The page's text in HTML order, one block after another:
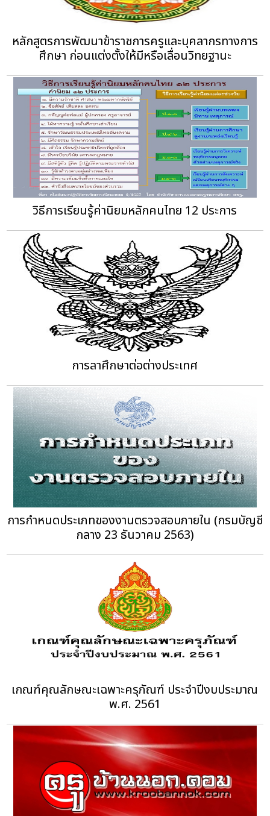
หลักสูตรการพัฒนาข้าราชการครูและบุคลากรทางการ
ศึกษา ก่อนแต่งตั้งให้มีหรือเลื่อนวิทยฐานะ
วิธีการเรียนรู้ค่านิยมหลักคนไทย 12 ประการ
การลาศึกษาต่อต่างประเทศ
การกำหนดประเภทของงานตรวจสอบภายใน (กรมบัญชี
กลาง 23 ธันวาคม 2563)
เกณฑ์คุณลักษณะเฉพาะครุภัณฑ์ ประจำปีงบประมาณ
พ.ศ. 2561